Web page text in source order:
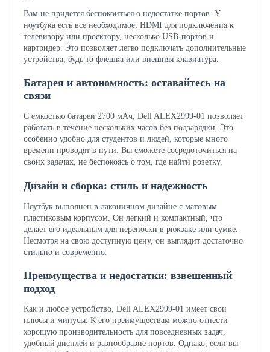
Вам не придется беспокоиться о недостатке портов. У
ноутбука есть все необходимое: HDMI для подключения к
телевизору или проектору, несколько USB-портов и
картридер. Это позволяет легко подключать дополнительные
устройства, будь то флешка или внешняя клавиатура.
Батарея и автономность: оставайтесь на
связи
С емкостью батареи 2700 мАч, Dell ALEX2999-01 позволяет
работать в течение нескольких часов без подзарядки. Это
особенно удобно для студентов и людей, которые много
времени проводят в пути. Вы сможете сосредоточиться на
своих задачах, не беспокоясь о том, где найти розетку.
Дизайн и сборка: стиль и надежность
Ноутбук выполнен в лаконичном дизайне с матовым
пластиковым корпусом. Он легкий и компактный, что
делает его идеальным для переноски в рюкзаке или сумке.
Несмотря на свою доступную цену, он выглядит достаточно
стильно и современно.
Преимущества и недостатки: взвешенный
подход
Как и любое устройство, Dell ALEX2999-01 имеет свои
плюсы и минусы. К его преимуществам можно отнести
хорошую производительность для повседневных задач,
удобный дисплей и разнообразие портов. Однако, если вы